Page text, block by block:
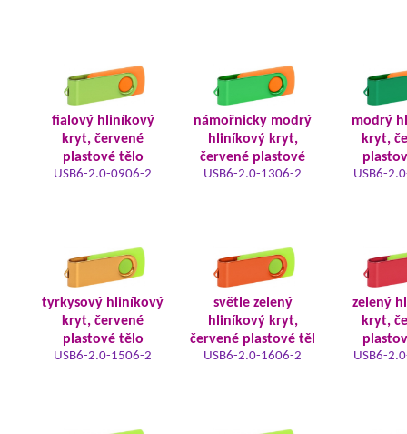
fialový hliníkový
kryt, červené
plastové tělo
USB6-2.0-0906-2
námořnicky modrý
hliníkový kryt,
červené plastové
USB6-2.0-1306-2
modrý
kryt,
USB6-
tyrkysový hliníkový
kryt, červené
plastové tělo
USB6-2.0-1506-2
světle zelený
hliníkový kryt,
červené plastové těl
USB6-2.0-1606-2
zelený
kryt,
USB6-